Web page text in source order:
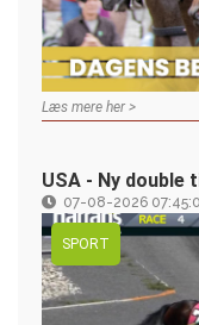
Læs mere her >
USA - Ny double
07-08-2026
SPORT